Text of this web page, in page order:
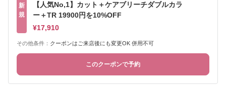
新
規
【人気No,1】カット＋ケアブリーチダブルカラ
ー＋TR 19900円を10%OFF
¥17,910
その他条件： クーポンはご来店後にも変更OK 併用不可
このクーポンで予約